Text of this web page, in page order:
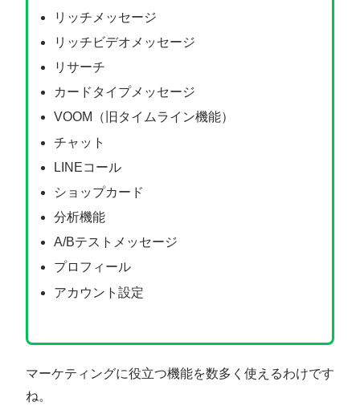
リッチメッセージ
リッチビデオメッセージ
リサーチ
カードタイプメッセージ
VOOM（旧タイムライン機能）
チャット
LINEコール
ショップカード
分析機能
A/Bテストメッセージ
プロフィール
アカウント設定
マーケティングに役立つ機能を数多く使えるわけです
ね。